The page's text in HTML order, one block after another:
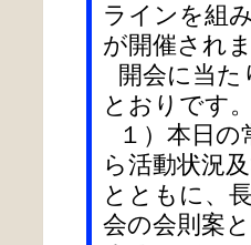
ラインを組
が開催されま
開会に当
とおりです。
１）本日
ら活動状況
とともに、
会の会則案